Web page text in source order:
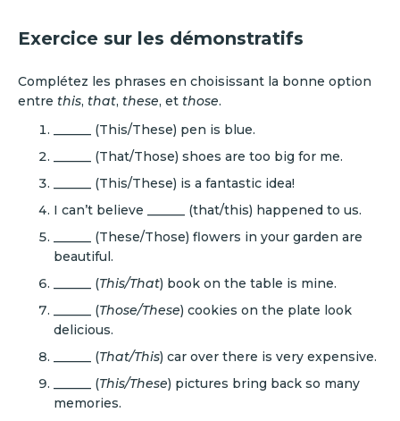
Exercice sur les démonstratifs
Complétez les phrases en choisissant la bonne option
entre this, that, these, et those.
______ (This/These) pen is blue.
______ (That/Those) shoes are too big for me.
______ (This/These) is a fantastic idea!
I can’t believe ______ (that/this) happened to us.
______ (These/Those) flowers in your garden are
beautiful.
______ (This/That) book on the table is mine.
______ (Those/These) cookies on the plate look
delicious.
______ (That/This) car over there is very expensive.
______ (This/These) pictures bring back so many
memories.